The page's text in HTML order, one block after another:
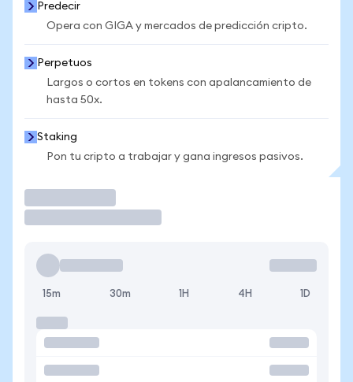
Predecir
Opera con GIGA y mercados de predicción cripto.
Perpetuos
Largos o cortos en tokens con apalancamiento de
hasta 50x.
Staking
Pon tu cripto a trabajar y gana ingresos pasivos.
15m 30m 1H 4H 1D